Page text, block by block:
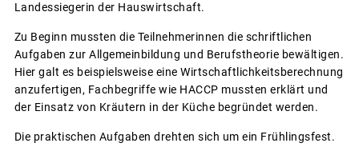
Landessiegerin der Hauswirtschaft.
Zu Beginn mussten die Teilnehmerinnen die schriftlichen
Aufgaben zur Allgemeinbildung und Berufstheorie bewältigen.
Hier galt es beispielsweise eine Wirtschaftlichkeitsberechnung
anzufertigen, Fachbegriffe wie HACCP mussten erklärt und
der Einsatz von Kräutern in der Küche begründet werden.
Die praktischen Aufgaben drehten sich um ein Frühlingsfest.